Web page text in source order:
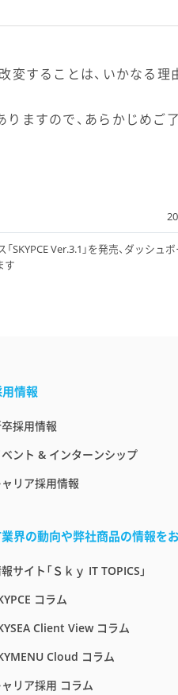
することは、いかなる理
ますので、あらかじめご
SKYPCE Ver.3.1」を発売、ダッシュ
す
情報
採用情報
ント & インターンシップ
リア採用情報
界の動向や弊社商品の情報を
サイト「Ｓｋｙ IT TOPICS」
コラム
Client View コラム
Cloud コラム
リア採用 コラム